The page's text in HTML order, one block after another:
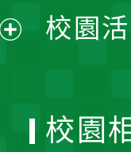
單
校園
校園